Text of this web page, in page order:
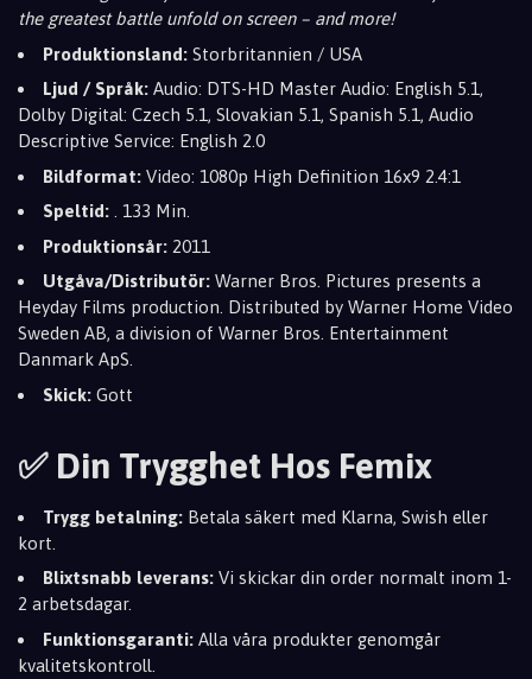
the greatest battle unfold on screen – and more!
Produktionsland: Storbritannien / USA
Ljud / Språk: Audio: DTS-HD Master Audio: English 5.1,
Dolby Digital: Czech 5.1, Slovakian 5.1, Spanish 5.1, Audio
Descriptive Service: English 2.0
Bildformat: Video: 1080p High Definition 16x9 2.4:1
Speltid: . 133 Min.
Produktionsår: 2011
Utgåva/Distributör: Warner Bros. Pictures presents a
Heyday Films production. Distributed by Warner Home Video
Sweden AB, a division of Warner Bros. Entertainment
Danmark ApS.
Skick: Gott
✅ Din Trygghet Hos Femix
Trygg betalning: Betala säkert med Klarna, Swish eller
kort.
Blixtsnabb leverans: Vi skickar din order normalt inom 1-
2 arbetsdagar.
Funktionsgaranti: Alla våra produkter genomgår
kvalitetskontroll.